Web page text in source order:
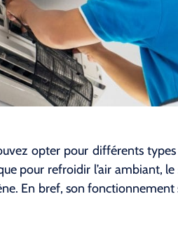
opter pour différents
pour refroidir l’air ambiant,
En bref, son fonctionnement